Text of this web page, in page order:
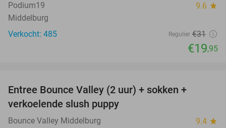
Podium19 9.6 star
Middelburg
Verkocht: 485
Regulier €31
€19,95
Entree Bounce Valley (2 uur) + sokken +
verkoelende slush puppy
Bounce Valley Middelburg 9.4 star